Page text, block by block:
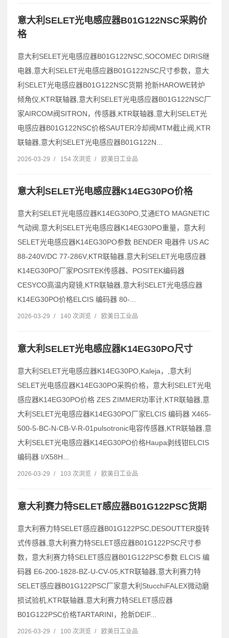
意大利SELET光电感应器B01G122NSC采购价
格
意大利SELET光电感应器B01G122NSC,SOCOMEC DIRIS继
电器,意大利SELET光电感应器B01G122NSC尺寸参数，意大
利SELET光电感应器B01G122NSC货期 抢新HAROWE转炉
倾角仪,KTR联轴器,意大利SELET光电感应器B01G122NSC厂
家AIRCOM阀SITRON，传感器,KTR联轴器,意大利SELET光
电感应器B01G122NSC价格SAUTER冷却阀MTM截止阀,KTR
联轴器,意大利SELET光电感应器B01G122N...
2026-03-29 / 154 次浏览 / 欧美日工业品
意大利SELET光电感应器K14EG30PO价格
意大利SELET光电感应器K14EG30PO,艾通ETO MAGNETIC
气动阀,意大利SELET光电感应器K14EG30PO重量，意大利
SELET光电感应器K14EG30PO参数 BENDER 电器件 US AC
88-240V/DC 77-286V,KTR联轴器,意大利SELET光电感应器
K14EG30PO厂家POSITEK传感器、POSITEK编码器
CESYCO高温内窥镜,KTR联轴器,意大利SELET光电感应器
K14EG30PO价格ELCIS 编码器 80-...
2026-03-29 / 140 次浏览 / 欧美日工业品
意大利SELET光电感应器K14EG30PO尺寸
意大利SELET光电感应器K14EG30PO,Kaleja，,意大利
SELET光电感应器K14EG30PO采购价格，意大利SELET光电
感应器K14EG30PO价格 ZES ZIMMER功率计,KTR联轴器,意
大利SELET光电感应器K14EG30PO厂家ELCIS 编码器 X465-
500-5-BC-N-CB-V-R-01pulsotronic电容传感器,KTR联轴器,意
大利SELET光电感应器K14EG30PO价格Haupa剥线钳ELCIS
编码器 I/X58H...
2026-03-29 / 103 次浏览 / 欧美日工业品
意大利赛力特SELET感应器B01G122PSC货期
意大利赛力特SELET感应器B01G122PSC,DESOUTTER旋转
式传感器,意大利赛力特SELET感应器B01G122PSC尺寸参
数，意大利赛力特SELET感应器B01G122PSC参数 ELCIS 编
码器 E6-200-1828-BZ-U-CV-05,KTR联轴器,意大利赛力特
SELET感应器B01G122PSC厂家意大利StucchiFALEX微动磨
损试验机,KTR联轴器,意大利赛力特SELET感应器
B01G122PSC价格TARTARINI，抢新DEIF...
2026-03-29 / 100 次浏览 / 欧美日工业品